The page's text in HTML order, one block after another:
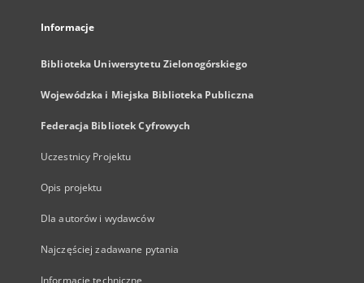
Informacje
Biblioteka Uniwersytetu Zielonogórskiego
Wojewódzka i Miejska Biblioteka Publiczna
Federacja Bibliotek Cyfrowych
Uczestnicy Projektu
Opis projektu
Dla autorów i wydawców
Najczęściej zadawane pytania
Informacje techniczne